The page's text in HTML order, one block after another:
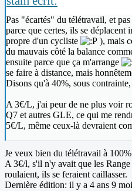
Pas "écartés" du télétravail, et
parce que certes, ils se déplacent
propre d'un cycliste
), mais
du mauvais côté la balance
ensuite parce que ça m'arrange
se faire à distance, mais
Disons qu'à 40%, sous
A 3€/L, j'ai peur de ne plus voir
Q7 et autres GLE, ce qui me
5€/L, même ceux-là devraient
Je veux bien du télétravail à
A 3€/l, s'il n'y avait que les
roulaient, ils se feraient caillasser.
Dernière édition: il y a 4 ans 9